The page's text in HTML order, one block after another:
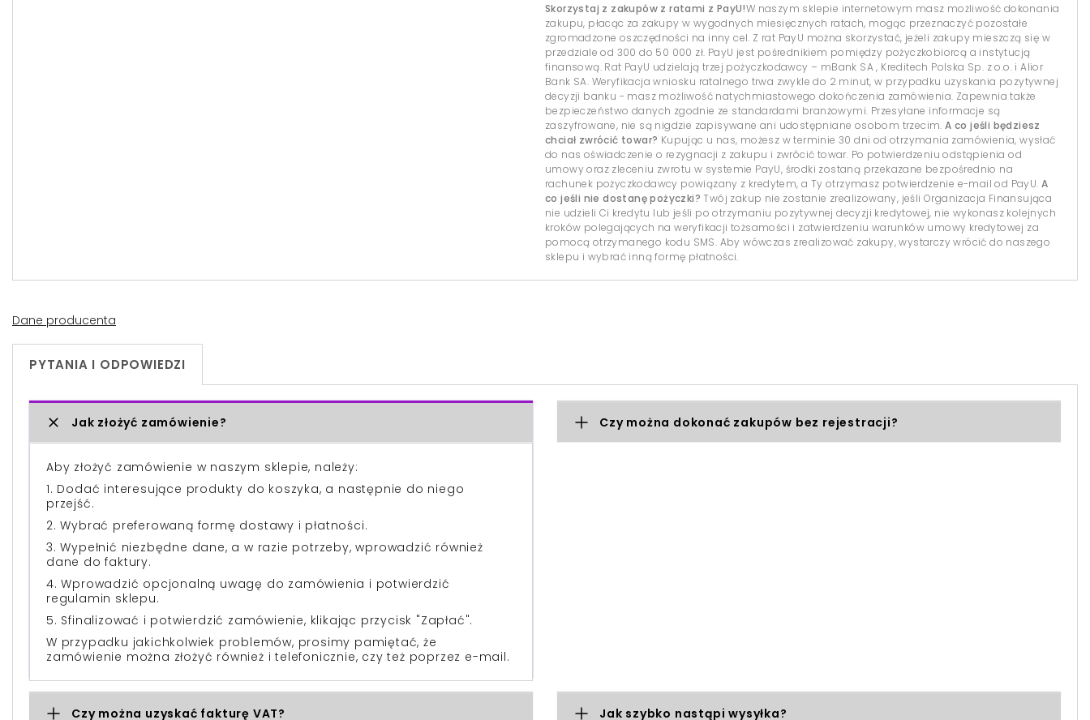
Skorzystaj z zakupów z ratami z PayU!W naszym sklepie internetowym masz możliwość dokonania
zakupu, płacąc za zakupy w wygodnych miesięcznych ratach, mogąc przeznaczyć pozostałe
zgromadzone oszczędności na inny cel. Z rat PayU można skorzystać, jeżeli zakupy mieszczą się w
przedziale od 300 do 50 000 zł. PayU jest pośrednikiem pomiędzy pożyczkobiorcą a instytucją
finansową. Rat PayU udzielają trzej pożyczkodawcy – mBank SA , Kreditech Polska Sp. z o.o. i Alior
Bank SA. Weryfikacja wniosku ratalnego trwa zwykle do 2 minut, w przypadku uzyskania pozytywnej
decyzji banku - masz możliwość natychmiastowego dokończenia zamówienia. Zapewnia także
bezpieczeństwo danych zgodnie ze standardami branżowymi. Przesyłane informacje są
zaszyfrowane, nie są nigdzie zapisywane ani udostępniane osobom trzecim. A co jeśli będziesz
chciał zwrócić towar? Kupując u nas, możesz w terminie 30 dni od otrzymania zamówienia, wysłać
do nas oświadczenie o rezygnacji z zakupu i zwrócić towar. Po potwierdzeniu odstąpienia od
umowy oraz zleceniu zwrotu w systemie PayU, środki zostaną przekazane bezpośrednio na
rachunek pożyczkodawcy powiązany z kredytem, a Ty otrzymasz potwierdzenie e-mail od PayU. A
co jeśli nie dostanę pożyczki? Twój zakup nie zostanie zrealizowany, jeśli Organizacja Finansująca
nie udzieli Ci kredytu lub jeśli po otrzymaniu pozytywnej decyzji kredytowej, nie wykonasz kolejnych
kroków polegających na weryfikacji tożsamości i zatwierdzeniu warunków umowy kredytowej za
pomocą otrzymanego kodu SMS. Aby wówczas zrealizować zakupy, wystarczy wrócić do naszego
sklepu i wybrać inną formę płatności.
Dane producenta
PYTANIA I ODPOWIEDZI
Jak złożyć zamówienie?
Aby złożyć zamówienie w naszym sklepie, należy:
1. Dodać interesujące produkty do koszyka, a następnie do niego
przejść.
2. Wybrać preferowaną formę dostawy i płatności.
3. Wypełnić niezbędne dane, a w razie potrzeby, wprowadzić również
dane do faktury.
4. Wprowadzić opcjonalną uwagę do zamówienia i potwierdzić
regulamin sklepu.
5. Sfinalizować i potwierdzić zamówienie, klikając przycisk "Zapłać".
W przypadku jakichkolwiek problemów, prosimy pamiętać, że
zamówienie można złożyć również i telefonicznie, czy też poprzez e-mail.
Czy można dokonać zakupów bez rejestracji?
Czy można uzyskać fakturę VAT? Jak szybko nastąpi wysyłka?